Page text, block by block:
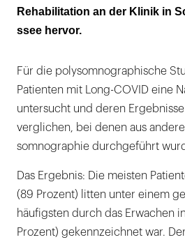
Rehabilitation an der Klinik in
ssee hervor.
Für die polysomnographische
Patienten mit Long-COVID eine
untersucht und deren
verglichen, bei denen aus
somnographie durchgeführt
Das Ergebnis: Die meisten
(89 Prozent) litten unter einem
häufigsten durch das Erwachen
Prozent) gekennzeichnet war.